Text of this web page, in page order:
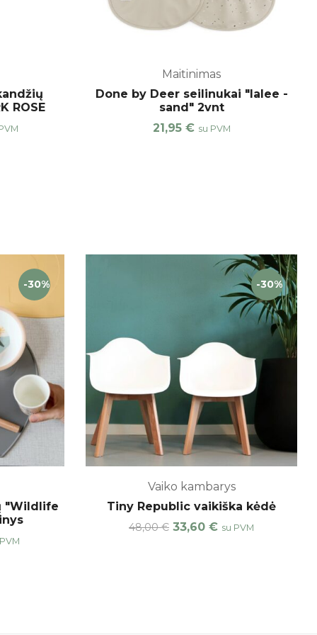
ROSE
Maitinimas
Done by Deer seilinukai "lalee -
sand" 2vnt
21,95 € su PVM
-30%
"Wildlife
-30%
Vaiko kambarys
Tiny Republic vaikiška kėdė
48,00€ 33,60 € su PVM